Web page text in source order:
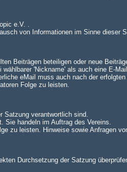
e.V. .
von Informationen im Sinne dieser
Beiträgen beteiligen oder neue
'Nickname' als auch eine E-
eMail muss auch nach der erfolgten
Folge zu leisten.
Satzung verantwortlich sind.
Sie handeln im Auftrag des Vereins.
zu leisten. Hinweise sowie Anfragen
Durchsetzung der Satzung